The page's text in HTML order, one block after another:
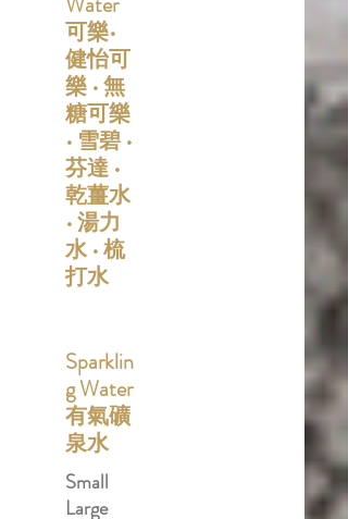
可樂•
健怡可
樂 • 無
糖可樂
• 雪碧 •
芬達 •
乾薑水
• 湯力
水 • 梳
打水
Sparklin
g Water
有氣礦
泉水
Small
Large